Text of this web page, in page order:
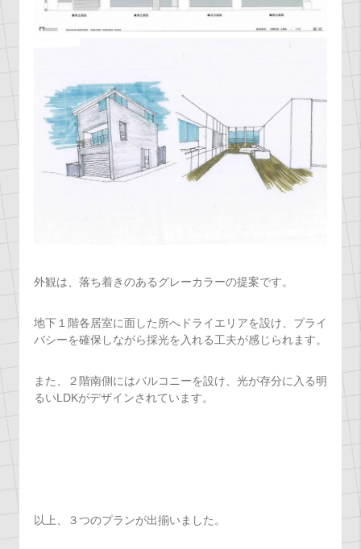
外観は、落ち着きのあるグレーカラーの提案です。
地下１階各居室に面した所へドライエリアを設け、プライ
バシーを確保しながら採光を入れる工夫が感じられます。
また、２階南側にはバルコニーを設け、光が存分に入る明
るいLDKがデザインされています。
以上、３つのプランが出揃いました。